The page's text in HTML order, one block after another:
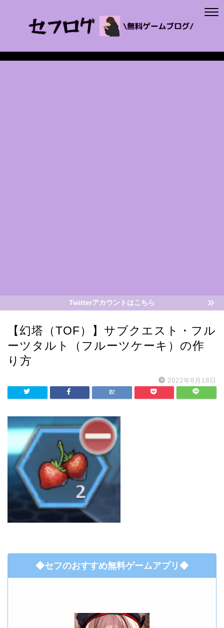
Twitterアカウントはこちら
【幻塔（TOF）】サブクエスト・フル
ーツタルト（フルーツケーキ）の作
り方
2022年8月18日
◆セフのおすすめ無料ゲームアプリ◆